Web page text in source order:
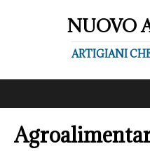
NUOVO
ARTIGIANI